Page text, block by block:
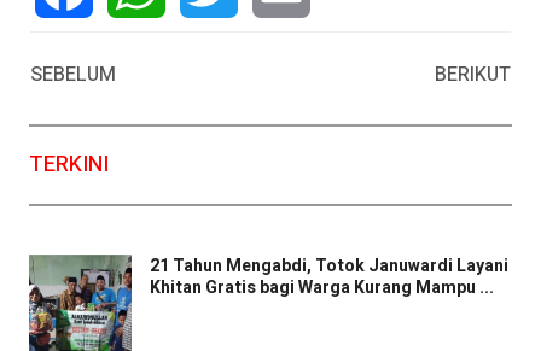
SEBELUM
BERIKUT
TERKINI
21 Tahun Mengabdi, Totok Januwardi Layani
Khitan Gratis bagi Warga Kurang Mampu ...